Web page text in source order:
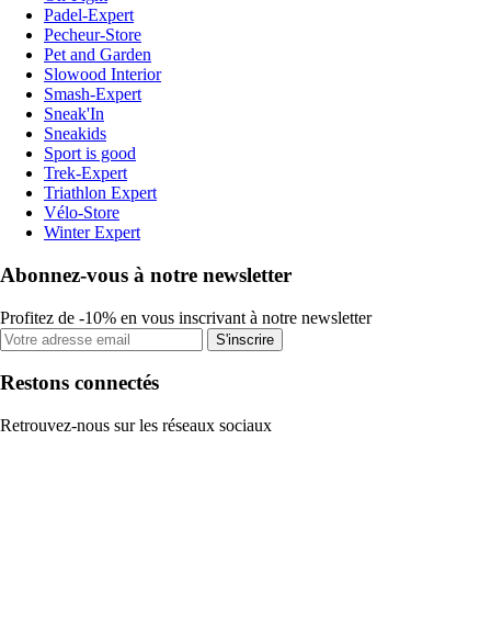
Padel-Expert
Pecheur-Store
Pet and Garden
Slowood Interior
Smash-Expert
Sneak'In
Sneakids
Sport is good
Trek-Expert
Triathlon Expert
Vélo-Store
Winter Expert
Abonnez-vous à notre newsletter
Profitez de -10% en vous inscrivant à notre newsletter
S'inscrire
Restons connectés
Retrouvez-nous sur les réseaux sociaux